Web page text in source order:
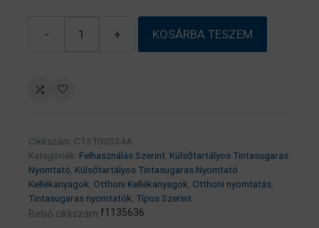
-
Epson
EcoTank
L1100/L1200/L3100/L3200/
széria
mennyiség
+ KOSÁRBA TESZEM
Cikkszám: C13T00S34A
Kategóriák: Felhasználás Szerint Külsőtartályos Tintasugaras
Nyomtató Külsőtartályos Tintasugaras Nyomtató
Kellékanyagok Otthoni Kellékanyagok Otthoni nyomtatás
Tintasugaras nyomtatók Típus Szerint
Belső cikkszám:f1135636